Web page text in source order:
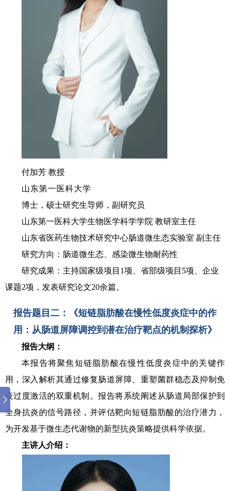
付加芳 教授
山东第一医科大学
博士，硕士研究生导师，副研究员
山东第一医科大学生物医学科学学院 教研室主任
山东省医药生物技术研究中心肠道微生态实验室 副主任
研究方向：肠道微生态、感染微生物耐药性
研究成果：主持国家级项目1项、省部级项目5项、企业
课题2项，发表研究论文20余篇。
报告题目二：
《短链脂肪酸在慢性低度炎症中的作
用：从肠道屏障调控到潜在治疗靶点的机制探析》
报告大纲：
本报告将聚焦短链脂肪酸在慢性低度炎症中的关键作
用，深入解析其通过修复肠道屏障、重塑菌群稳态及抑制免
疫过度激活的双重机制。报告将系统阐述从肠道局部保护到
全身抗炎的信号路径，并评估靶向短链脂肪酸的治疗潜力，
为开发基于微生态代谢物的新型抗炎策略提供科学依据。
主讲人介绍：